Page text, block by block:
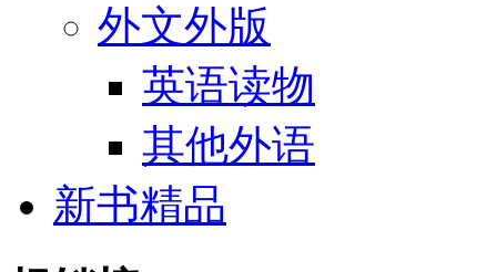
外文外版
英语读物
其他外语
新书精品